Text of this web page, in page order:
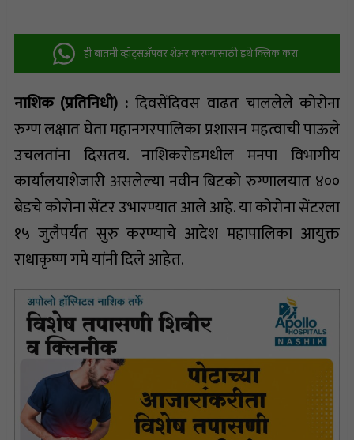
ही बातमी व्हॉट्सअ‍ॅपवर शेअर करण्यासाठी इथे क्लिक करा
नाशिक (प्रतिनिधी) : दिवसेंदिवस वाढत चाललेले कोरोना
रुग्ण लक्षात घेता महानगरपालिका प्रशासन महत्वाची पाऊले
उचलतांना दिसतय. नाशिकरोडमधील मनपा विभागीय
कार्यालयाशेजारी असलेल्या नवीन बिटको रुग्णालयात ४००
बेडचे कोरोना सेंटर उभारण्यात आले आहे. या कोरोना सेंटरला
१५ जुलैपर्यंत सुरु करण्याचे आदेश महापालिका आयुक्त
राधाकृष्ण गमे यांनी दिले आहेत.